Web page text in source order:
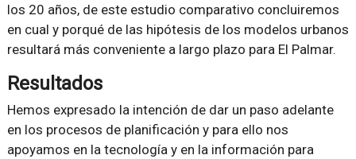
los 20 años, de este estudio comparativo concluiremos
en cual y porqué de las hipótesis de los modelos urbanos
resultará más conveniente a largo plazo para El Palmar.
Resultados
Hemos expresado la intención de dar un paso adelante
en los procesos de planificación y para ello nos
apoyamos en la tecnología y en la información para